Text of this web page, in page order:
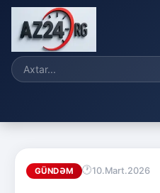
GÜNDƏM 10.Mart.2026